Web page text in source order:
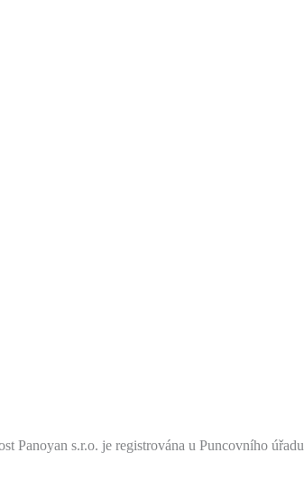
Panoyan s.r.o. je registrována u Puncovního úřadu